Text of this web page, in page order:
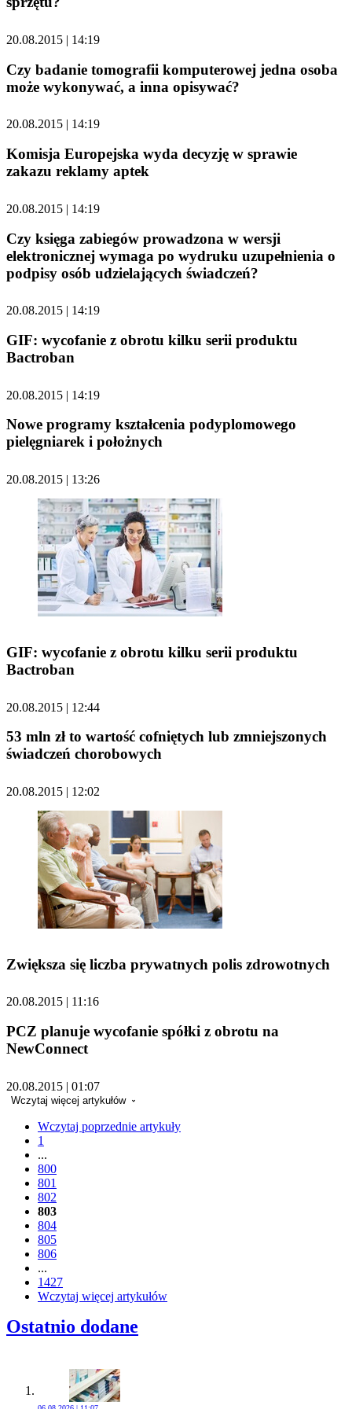
20.08.2015 | 14:19
Czy badanie tomografii komputerowej jedna osoba
może wykonywać, a inna opisywać?
20.08.2015 | 14:19
Komisja Europejska wyda decyzję w sprawie
zakazu reklamy aptek
20.08.2015 | 14:19
Czy księga zabiegów prowadzona w wersji
elektronicznej wymaga po wydruku uzupełnienia o
podpisy osób udzielających świadczeń?
20.08.2015 | 14:19
GIF: wycofanie z obrotu kilku serii produktu
Bactroban
20.08.2015 | 14:19
Nowe programy kształcenia podyplomowego
pielęgniarek i położnych
20.08.2015 | 13:26
GIF: wycofanie z obrotu kilku serii produktu
Bactroban
20.08.2015 | 12:44
53 mln zł to wartość cofniętych lub zmniejszonych
świadczeń chorobowych
20.08.2015 | 12:02
Zwiększa się liczba prywatnych polis zdrowotnych
20.08.2015 | 11:16
PCZ planuje wycofanie spółki z obrotu na
NewConnect
20.08.2015 | 01:07
Wczytaj więcej artykułów
Wczytaj poprzednie artykuły
1
...
800
801
802
803
804
805
806
...
1427
Wczytaj więcej artykułów
Ostatnio dodane